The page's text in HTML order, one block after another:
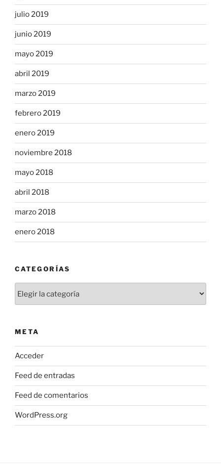
julio 2019
junio 2019
mayo 2019
abril 2019
marzo 2019
febrero 2019
enero 2019
noviembre 2018
mayo 2018
abril 2018
marzo 2018
enero 2018
CATEGORÍAS
META
Acceder
Feed de entradas
Feed de comentarios
WordPress.org